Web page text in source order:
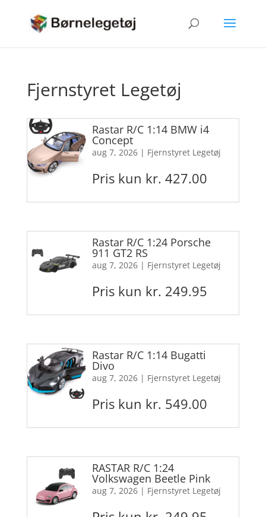
Fjernstyret Legetøj
Rastar R/C 1:14 BMW i4
Concept
aug 7, 2026| Fjernstyret Legetøj
Pris kun kr. 427.00
Rastar R/C 1:24 Porsche
911 GT2 RS
aug 7, 2026| Fjernstyret Legetøj
Pris kun kr. 249.95
Rastar R/C 1:14 Bugatti
Divo
aug 7, 2026| Fjernstyret Legetøj
Pris kun kr. 549.00
RASTAR R/C 1:24
Volkswagen Beetle Pink
aug 7, 2026| Fjernstyret Legetøj